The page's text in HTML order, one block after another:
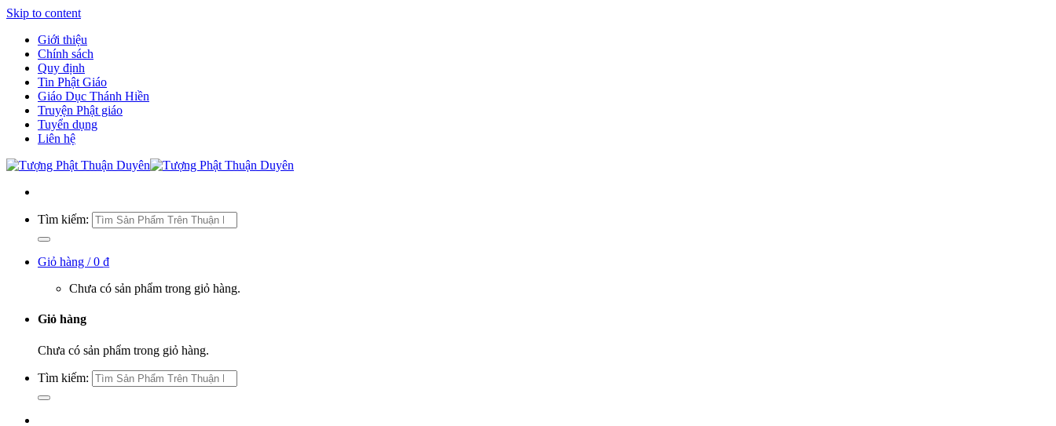
Skip to content
Giới thiệu
Chính sách
Quy định
Tin Phật Giáo
Giáo Dục Thánh Hiền
Truyện Phật giáo
Tuyển dụng
Liên hệ
Tìm kiếm:
Giỏ hàng /0 ₫
Chưa có sản phẩm trong giỏ hàng.
Giỏ hàng
Chưa có sản phẩm trong giỏ hàng.
Tìm kiếm: